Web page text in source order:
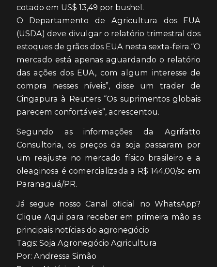
cotado em US$ 13,49 por bushel.
O Departamento de Agricultura dos EUA
(USDA) deve divulgar o relatório trimestral dos
estoques de grãos dos EUA nesta sexta-feira.“O
mercado está apenas aguardando o relatório
das ações dos EUA, com algum interesse de
compra nesses níveis”, disse um trader de
Cingapura à Reuters “Os suprimentos globais
parecem confortáveis”, acrescentou.
Segundo as informações da Agrifatto
Consultoria, os preços da soja passaram por
um reajuste no mercado físico brasileiro e a
oleaginosa é comercializada a R$ 144,00/sc em
Paranaguá/PR.
Já segue nosso Canal oficial no WhatsApp?
Clique Aqui para receber em primeira mão as
principais notícias do agronegócio
Tags: Soja Agronegócio Agricultura
Por: Andressa Simão